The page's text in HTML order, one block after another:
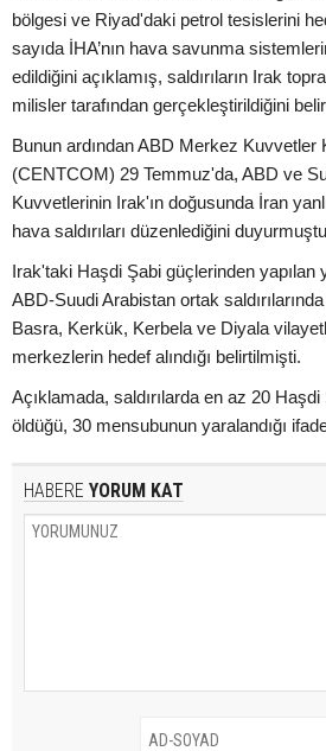
bölgesi ve Riyad'daki petrol tesislerini
sayıda İHA’nın hava savunma
edildiğini açıklamış, saldırıların Irak
milisler tarafından gerçekleştirildiğini
Bunun ardından ABD Merkez Kuvvetler
(CENTCOM) 29 Temmuz'da, ABD ve
Kuvvetlerinin Irak'ın doğusunda İran
hava saldırıları düzenlediğini
Irak'taki Haşdi Şabi güçlerinden yapılan
ABD-Suudi Arabistan ortak
Basra, Kerkük, Kerbela ve Diyala
merkezlerin hedef alındığı belirtilmişti.
Açıklamada, saldırılarda en az 20
öldüğü, 30 mensubunun yaralandığı
HABERE YORUM KAT